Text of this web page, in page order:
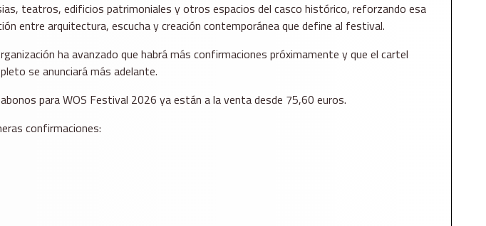
teatros, edificios patrimoniales y otros espacios del casco histórico, reforzando esa
entre arquitectura, escucha y creación contemporánea que define al festival.
ha avanzado que habrá más confirmaciones próximamente y que el cartel
se anunciará más adelante.
para WOS Festival 2026 ya están a la venta desde 75,60 euros.
confirmaciones: